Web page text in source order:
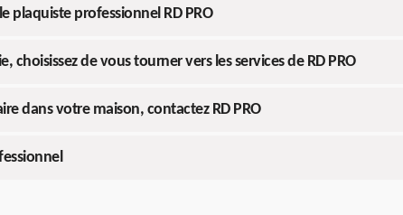
plaquiste professionnel RD PRO
choisissez de vous tourner vers les services de RD PRO
dans votre maison, contactez RD PRO